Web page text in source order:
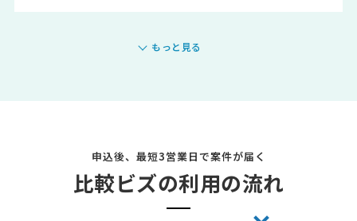
もっと見る
申込後、最短3営業日で案件が届く
比較ビズの利用の流れ